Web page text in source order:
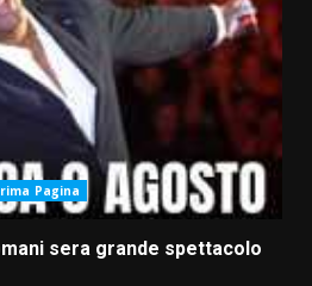
Pagina
sera grande spettacolo